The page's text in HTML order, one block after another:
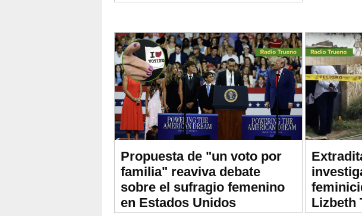
Propuesta de "un voto por
familia" reaviva debate
sobre el sufragio femenino
en Estados Unidos
Lizbeth